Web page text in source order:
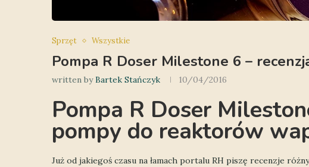
Sprzęt Wszystkie
Pompa R Doser Milestone 6 –
written byBartek Stańczyk 10/04/2016
Pompa R Doser
pompy do reaktorów
Już od jakiegoś czasu na łamach portalu RH piszę recenzje